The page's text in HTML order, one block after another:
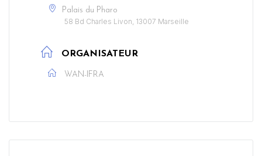
Palais du Pharo
58 Bd Charles Livon, 13007 Marseille
ORGANISATEUR
WAN-IFRA